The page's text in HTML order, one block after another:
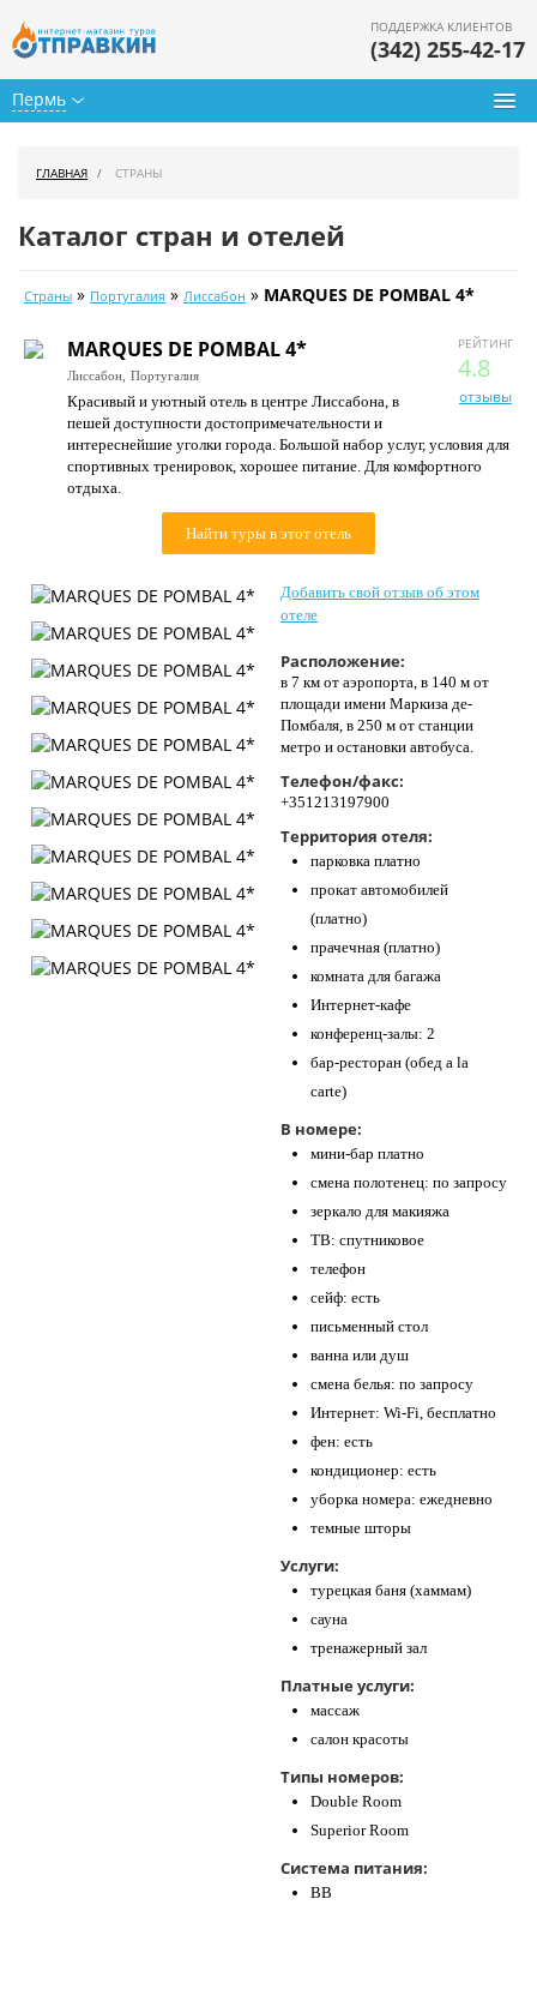
Пермь
ПОДДЕРЖКА КЛИЕНТОВ
(342) 255-42-17
Календарь туров
Цены дня
Страны
Как купить
ГЛАВНАЯ СТРАНЫ
Каталог стран и отелей
Страны » Португалия » Лиссабон » MARQUES DE POMBAL 4*
РЕЙТИНГ
4.8
отзывы
MARQUES DE POMBAL 4*
Лиссабон, Португалия
Красивый и уютный отель в центре Лиссабона, в
пешей доступности достопримечательности и
интереснейшие уголки города. Большой набор услуг, условия для
спортивных тренировок, хорошее питание. Для комфортного
отдыха.
Найти туры в этот отель
Добавить свой отзыв об этом
отеле
Расположение:
в 7 км от аэропорта, в 140 м от
площади имени Маркиза де-
Помбаля, в 250 м от станции
метро и остановки автобуса.
Телефон/факс:
+351213197900
Территория отеля:
парковка платно
прокат автомобилей
(платно)
прачечная (платно)
комната для багажа
Интернет-кафе
конференц-залы: 2
бар-ресторан (обед a la
carte)
В номере:
мини-бар платно
смена полотенец: по запросу
зеркало для макияжа
ТВ: спутниковое
телефон
сейф: есть
письменный стол
ванна или душ
смена белья: по запросу
Интернет: Wi-Fi, бесплатно
фен: есть
кондиционер: есть
уборка номера: ежедневно
темные шторы
Услуги:
турецкая баня (хаммам)
сауна
тренажерный зал
Платные услуги:
массаж
салон красоты
Типы номеров:
Double Room
Superior Room
Система питания:
BB